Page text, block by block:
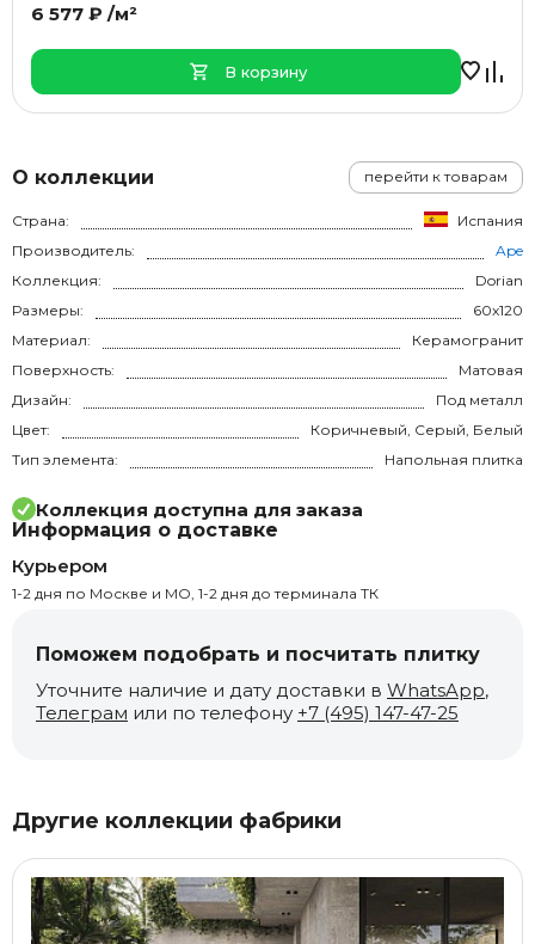
О коллекции перейти к товарам
Страна:
Испания
Производитель:
Ape
Коллекция:
Dorian
Размеры:
60x120
Материал:
Керамогранит
Поверхность:
Матовая
Дизайн:
Под металл
Цвет:
Коричневый, Серый, Белый
Тип элемента:
Напольная плитка
Коллекция доступна для заказа
Информация о доставке
Курьером
1-2 дня по Москве и МО, 1-2 дня до терминала ТК
Поможем подобрать и посчитать плитку
Уточните наличие и дату доставки в WhatsApp,
Телеграм или по телефону +7 (495) 147-47-25
6 577 ₽ /м²
В корзину
Другие коллекции фабрики